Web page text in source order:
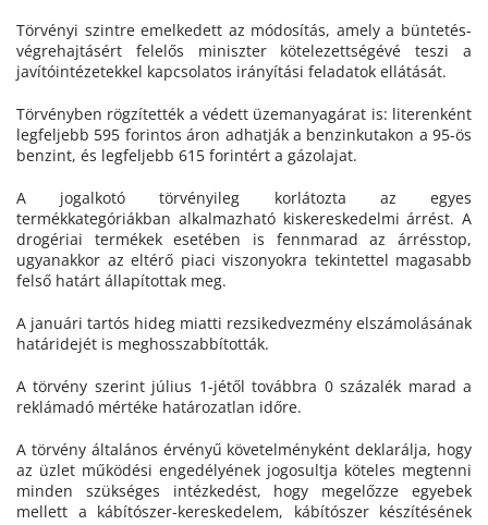
Törvényi szintre emelkedett az módosítás, amely a büntetés-
végrehajtásért felelős miniszter kötelezettségévé teszi a
javítóintézetekkel kapcsolatos irányítási feladatok ellátását.
Törvényben rögzítették a védett üzemanyagárat is: literenként
legfeljebb 595 forintos áron adhatják a benzinkutakon a 95-ös
benzint, és legfeljebb 615 forintért a gázolajat.
A jogalkotó törvényileg korlátozta az egyes
termékkategóriákban alkalmazható kiskereskedelmi árrést. A
drogériai termékek esetében is fennmarad az árrésstop,
ugyanakkor az eltérő piaci viszonyokra tekintettel magasabb
felső határt állapítottak meg.
A januári tartós hideg miatti rezsikedvezmény elszámolásának
határidejét is meghosszabbították.
A törvény szerint július 1-jétől továbbra 0 százalék marad a
reklámadó mértéke határozatlan időre.
A törvény általános érvényű követelményként deklarálja, hogy
az üzlet működési engedélyének jogosultja köteles megtenni
minden szükséges intézkedést, hogy megelőzze egyebek
mellett a kábítószer-kereskedelem, kábítószer készítésének